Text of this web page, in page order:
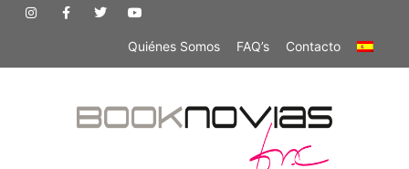
Quiénes Somos FAQ’s Contacto